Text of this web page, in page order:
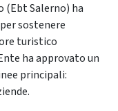
(Ebt Salerno) ha
sostenere
turistico
ha approvato un
principali: